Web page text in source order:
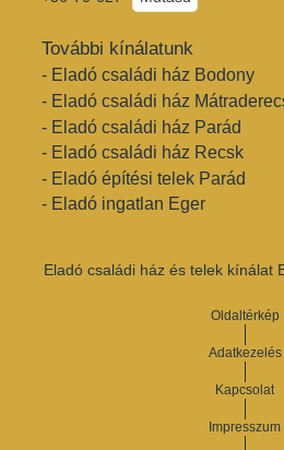
További kínálatunk
- Eladó családi ház Bodony
- Eladó családi ház
- Eladó családi ház Parád
- Eladó családi ház Recsk
- Eladó építési telek Parád
- Eladó ingatlan Eger
Eladó családi ház és telek kínálat
Oldaltérkép
Adatkezelés
Kapcsolat
Impresszum